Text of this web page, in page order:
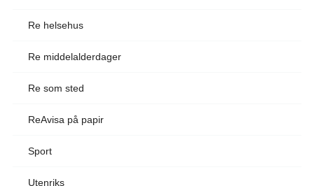
Re helsehus
Re middelalderdager
Re som sted
ReAvisa på papir
Sport
Utenriks